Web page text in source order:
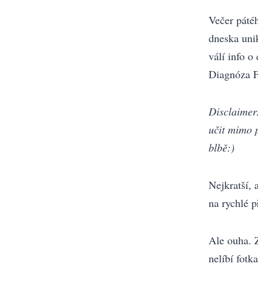
Večer
dneska
válí info o
Diagnóza
učit mimo
blbě:)
Nejkratší,
na rychlé
Ale ouha.
nelíbí